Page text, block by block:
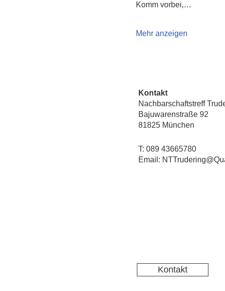
Komm vorbei,…
Mehr anzeigen
Kontakt
Nachbarschaftstreff
Bajuwarenstraße 92
81825 München
T: 089 43665780
Email:
Kontakt